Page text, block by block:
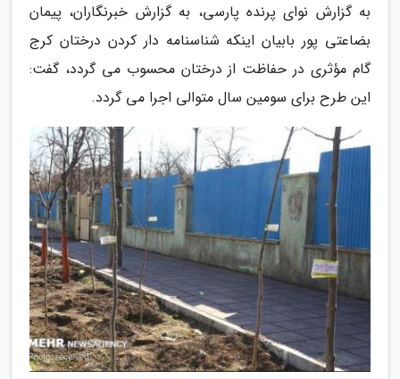
به گزارش نوای پرنده پارسی، به گزارش خبرنگاران، پیمان
بضاعتی پور بابیان اینکه شناسنامه دار کردن درختان کرج
گام مؤثری در حفاظت از درختان محسوب می گردد، گفت:
این طرح برای سومین سال متوالی اجرا می گردد.